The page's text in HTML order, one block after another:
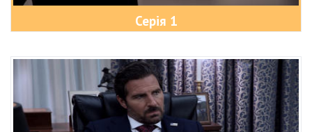
Серія 1